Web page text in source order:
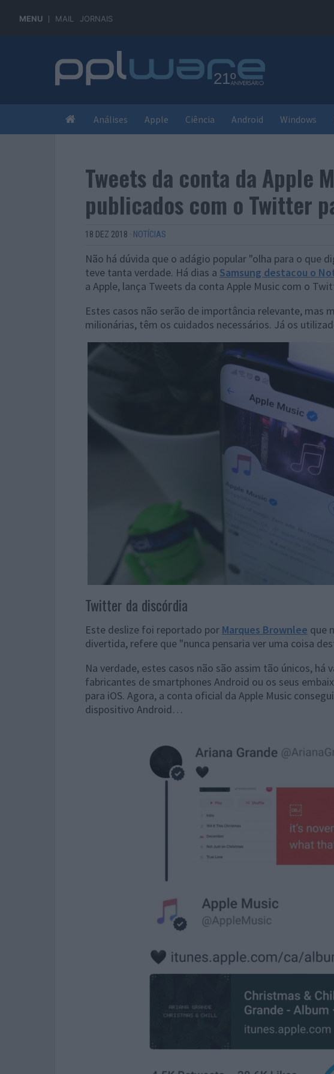
MENU MAIL JORNAIS
Análises Apple Ciência Android Windows
Tweets da conta da Apple
publicados com o Twitter
18 DEZ 2018 · NOTÍCIAS
Não há dúvida que o adágio popular "olha para o que
teve tanta verdade. Há dias a Samsung destacou o
a Apple, lança Tweets da conta Apple Music com o
Estes casos não serão de importância relevante, mas
milionárias, têm os cuidados necessários. Já os
Twitter da discórdia
Este deslize foi reportado por Marques Brownlee que
divertida, refere que "nunca pensaria ver uma coisa
Na verdade, estes casos não são assim tão únicos, há
fabricantes de smartphones Android ou os seus
para iOS. Agora, a conta oficial da Apple Music
dispositivo Android…